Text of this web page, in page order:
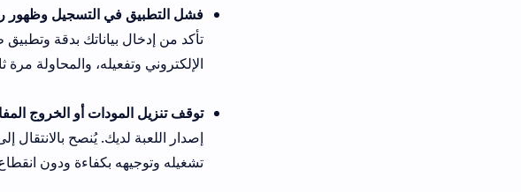
فشل التطبيق في التسجيل وظهور رسالة خطأ
تأكد من إدخال بياناتك بدقة وتطبيق طريقة
الإلكتروني وتفعيله، والمحاولة مرة ثانية في أوقات
توقف تنزيل المودات أو الخروج المفاجئ للتطبيق
إصدار اللعبة لديك. يُنصح بالانتقال إلى إعدادات
تشغيله وتوجيهه بكفاءة ودون انقطاع.